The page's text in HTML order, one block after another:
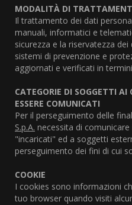
MODALITÀ DI
Il trattamento dei dati
manuali, informatici e
sicurezza e la riservatezza
sistemi di prevenzione e
aggiornati e verificati in
CATEGORIE DI SOGGETTI
ESSERE COMUNICATI
Per il perseguimento delle
S.p.A. necessita di
"incaricati" ed a soggetti
perseguimento dei fini di cui
COOKIE
I cookies sono informazioni
tuo browser quando visiti